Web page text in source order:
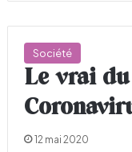
Société
Le vrai
12 mai 2020